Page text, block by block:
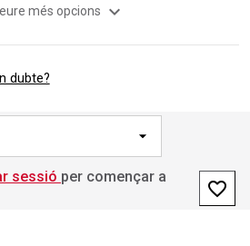
més opcions expand_more
dubte?
sessió per començar a
favorite_border